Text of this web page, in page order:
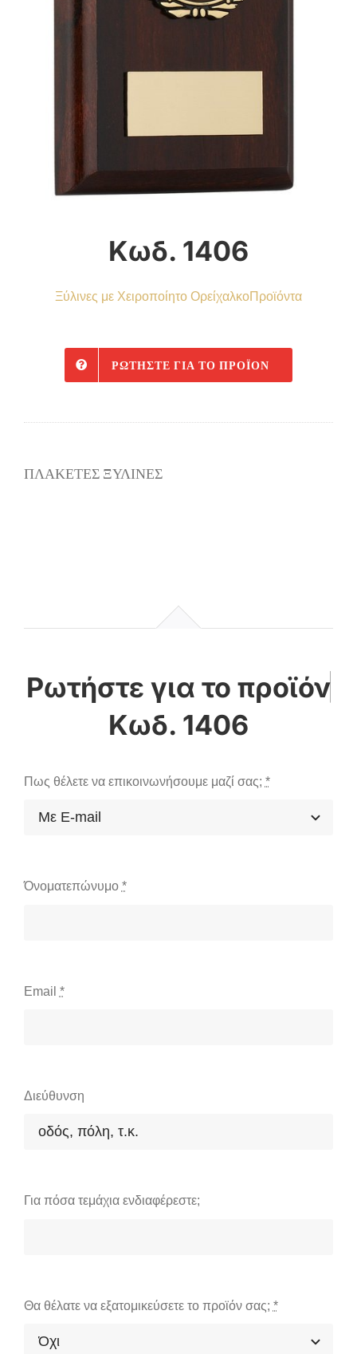
Κωδ. 1406
Ξύλινες με Χειροποίητο ΟρείχαλκοΠροϊόντα
ΡΩΤΉΣΤΕ ΓΙΑ ΤΟ ΠΡΟΪΌΝ
ΠΛΑΚΕΤΕΣ ΞΥΛΙΝΕΣ
Κωδ. 1406
Πως θέλετε να επικοινωνήσουμε μαζί σας; *
Όνοματεπώνυμο *
Email *
Διεύθυνση
Για πόσα τεμάχια ενδιαφέρεστε;
Θα θέλατε να εξατομικεύσετε το προϊόν σας; *